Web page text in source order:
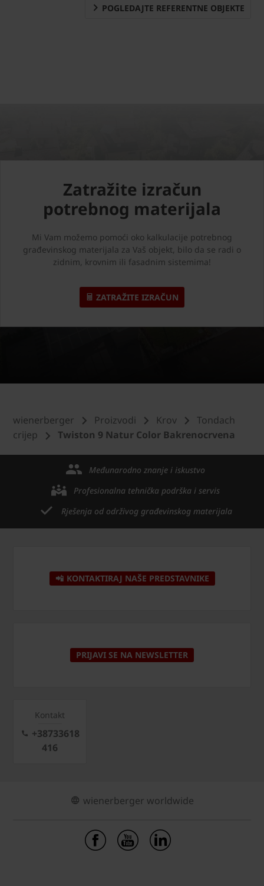
POGLEDAJTE REFERENTNE OBJEKTE
Zatražite izračun
potrebnog materijala
Mi Vam možemo pomoći oko kalkulacije potrebnog
građevinskog materijala za Vaš objekt, bilo da se radi o
zidnim, krovnim ili fasadnim sistemima!
ZATRAŽITE IZRAČUN
wienerberger Proizvodi Krov
Tondach
crijep
Twiston 9 Natur Color Bakrenocrvena
Međunarodno znanje i iskustvo
Profesionalna tehnička podrška i servis
Rješenja od održivog građevinskog materijala
📲 KONTAKTIRAJ NAŠE PREDSTAVNIKE
PRIJAVI SE NA NEWSLETTER
Kontakt
+38733618
416
wienerberger worldwide